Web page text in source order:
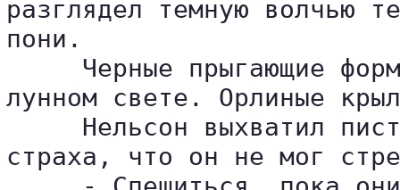
разглядел темную волчью
пони.
Черные прыгающие
лунном свете. Орлиные
Нельсон выхватил
страха, что он не мог